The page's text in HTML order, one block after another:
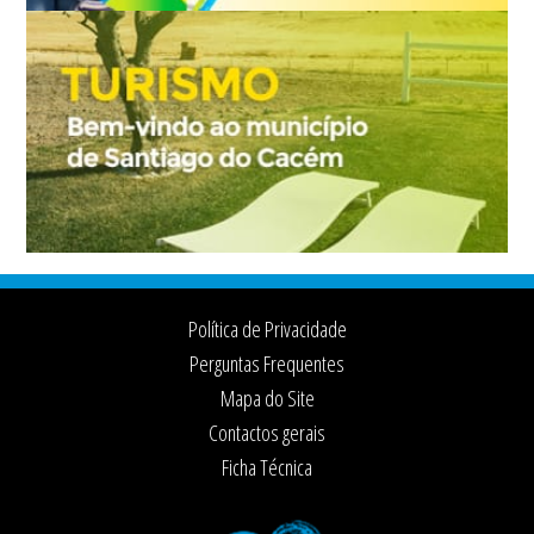
Footer
Política de Privacidade
Perguntas Frequentes
Mapa do Site
Contactos gerais
Ficha Técnica